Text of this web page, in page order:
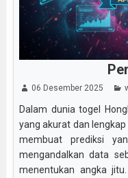
06 Desember 2025
Dalam dunia togel
yang akurat dan
membuat prediksi
mengandalkan data
menentukan angka